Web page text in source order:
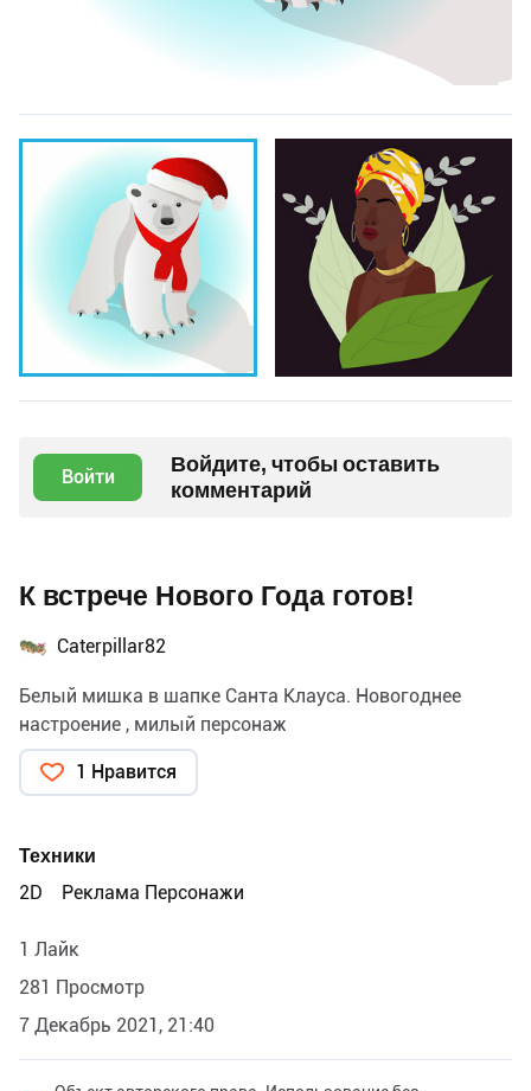
Войти
Войдите, чтобы оставить
комментарий
К встрече Нового Года готов!
Caterpillar82
Белый мишка в шапке Санта Клауса. Новогоднее
настроение , милый персонаж
1 Нравится
Техники
2D
Реклама Персонажи
1 Лайк
281 Просмотр
7 Декабрь 2021, 21:40